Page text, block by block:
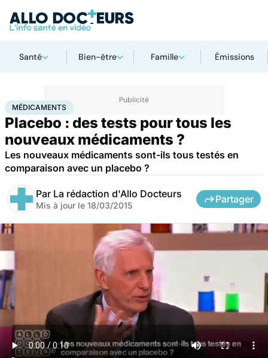
Santé Bien-être Famille Émissions
AccueilSantéMédicaments Médicaments
MÉDICAMENTS
Placebo : des tests pour tous les
nouveaux médicaments ?
Les nouveaux médicaments sont-ils tous testés en
comparaison avec un placebo ?
Par La rédaction d'Allo Docteurs
Mis à jour le 18/03/2015
Partager